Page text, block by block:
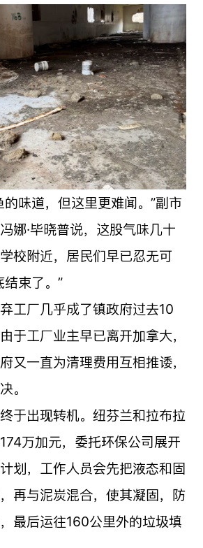
的味道，但这里更难闻。”副市
娜·毕晓普说，这股气味几十
校附近，居民们早已忍无可
结束了。”
工厂几乎成了镇政府过去10
于工厂业主早已离开加拿大，
又一直为清理费用互相推诿，
。
于出现转机。纽芬兰和拉布拉
万加元，委托环保公司展开
划，工作人员会先把液态和固
再与泥炭混合，使其凝固，防
最后运往160公里外的垃圾填